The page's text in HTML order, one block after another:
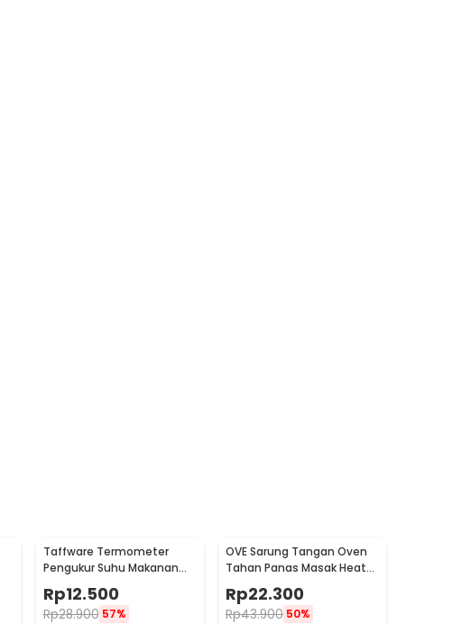
Taffware Termometer
Pengukur Suhu Makanan
Digital Daging Kopi Susu -
TP101
Rp12.500
Rp28.900 57%
OVE Sarung Tangan Oven
Tahan Panas Masak Heat
Resistant Gloves - 540F
Rp22.300
Rp43.900 50%